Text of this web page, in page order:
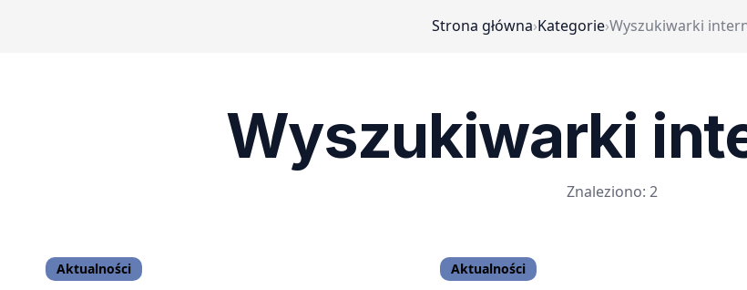
Strona główna›Kategorie›Wyszukiwarki
Wyszukiwarki
Znaleziono: 2
Aktualności Aktualności